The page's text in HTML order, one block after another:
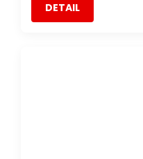
DETAIL